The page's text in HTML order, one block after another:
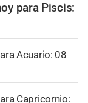
para Piscis:
Acuario: 08
Capricornio: